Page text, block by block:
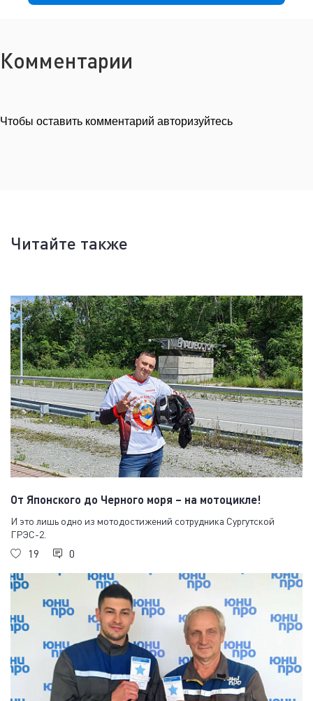
Комментарии
Чтобы оставить комментарий авторизуйтесь
Читайте также
От Японского до Черного моря – на мотоцикле!
И это лишь одно из мотодостижений сотрудника Сургутской
ГРЭС-2.
19 0